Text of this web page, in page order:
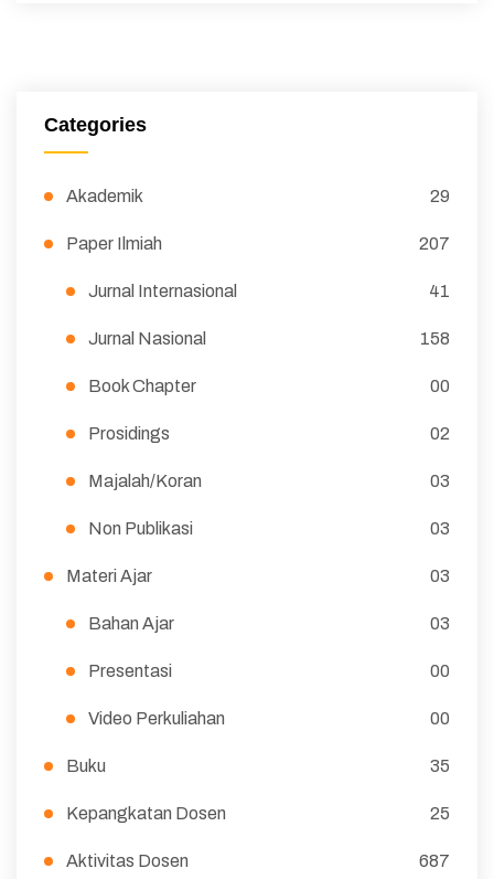
Categories
Akademik 29
Paper Ilmiah 207
Jurnal Internasional 41
Jurnal Nasional 158
Book Chapter 00
Prosidings 02
Majalah/Koran 03
Non Publikasi 03
Materi Ajar 03
Bahan Ajar 03
Presentasi 00
Video Perkuliahan 00
Buku 35
Kepangkatan Dosen 25
Aktivitas Dosen 687